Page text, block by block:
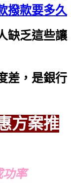
撥款要多久
缺乏這些讓
差，是銀行
方案推
功率